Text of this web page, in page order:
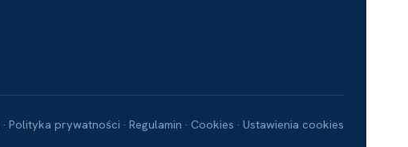
· Polityka prywatności · Regulamin · Cookies · Ustawienia cookies